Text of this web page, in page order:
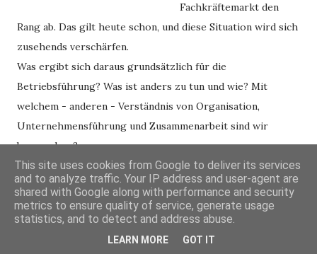
Fachkräftemarkt den
Rang ab. Das gilt heute schon, und diese Situation wird sich
zusehends verschärfen.
Was ergibt sich daraus grundsätzlich für die
Betriebsführung? Was ist anders zu tun und wie? Mit
welchem - anderen - Verständnis von Organisation,
Unternehmensführung und Zusammenarbeit sind wir
besser dran?
Für diese Fragen ist für mich immer noch „Workplace
Management“ von Taiichi Ohno DIE Bibel, das in
Managementkreisen (und in der Managementausbildung
sowieso) rätselhafterweise kaum beachtet wird.
This site uses cookies from Google to deliver its services
and to analyze traffic. Your IP address and user-agent are
shared with Google along with performance and security
metrics to ensure quality of service, generate usage
statistics, and to detect and address abuse.
LEARN MORE GOT IT